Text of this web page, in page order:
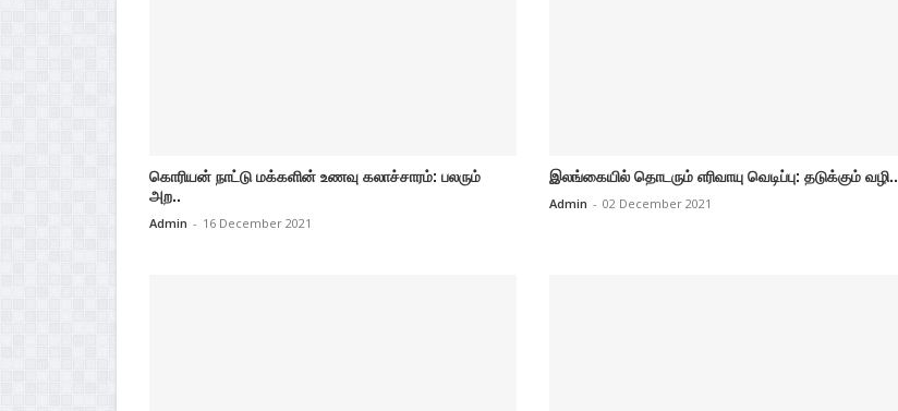
கொரியன் நாட்டு மக்களின் உணவு கலாச்சாரம்: பலரும்
அற..
Admin - 16 December 2021
இலங்கையில் தொடரும் எரிவாயு வெடிப்பு: தடுக்கும் வழி..
Admin - 02 December 2021